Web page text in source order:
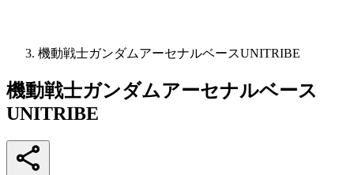
機動戦士ガンダムアーセナルベースUNITRIBE
機動戦士ガンダムアーセナルベース
UNITRIBE